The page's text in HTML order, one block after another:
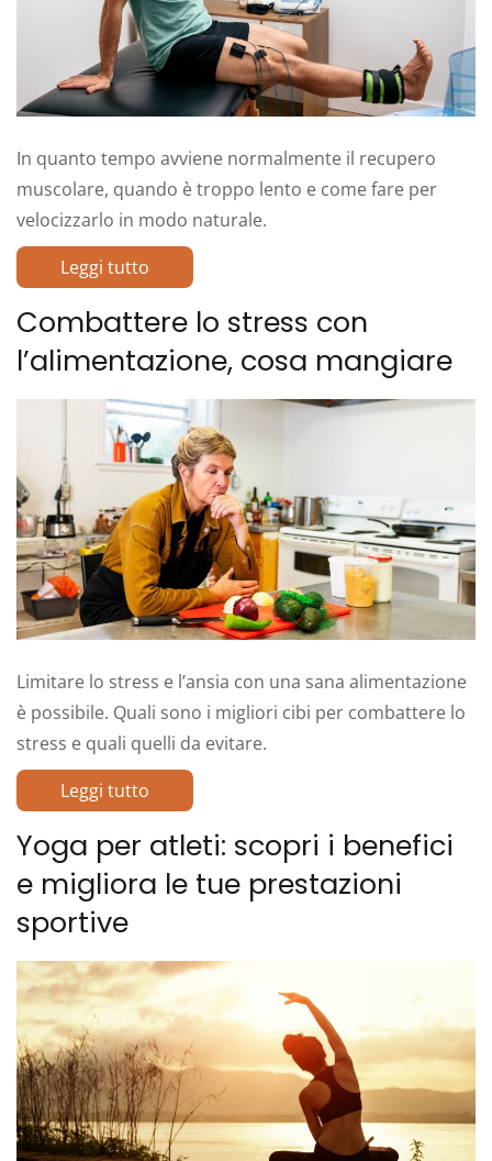
In quanto tempo avviene normalmente il recupero
muscolare, quando è troppo lento e come fare per
velocizzarlo in modo naturale.
Leggi tutto
Combattere lo stress con
l’alimentazione, cosa mangiare
Limitare lo stress e l’ansia con una sana alimentazione
è possibile. Quali sono i migliori cibi per combattere lo
stress e quali quelli da evitare.
Leggi tutto
Yoga per atleti: scopri i benefici
e migliora le tue prestazioni
sportive